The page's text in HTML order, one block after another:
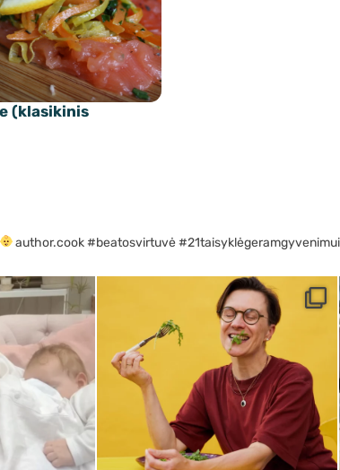
(klasikinis
author.cook #beatosvirtuvė